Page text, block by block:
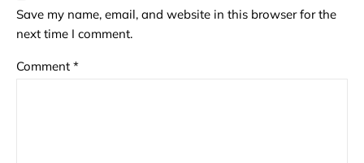
Save my name, email, and website in this browser for the
next time I comment.
Comment *